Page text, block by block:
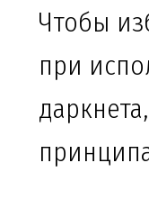
Чтобы
при